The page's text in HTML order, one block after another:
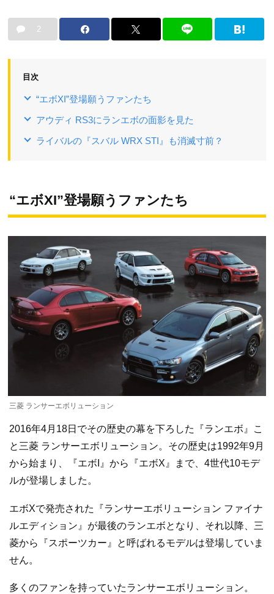
2
目次
“エボXI”登場願うファンたち
アウディ RS3にランエボの面影を見た
ライバルの『スバル WRX STI』も消滅寸前？
“エボXI”登場願うファンたち
三菱 ランサーエボリューション
2016年4月18日でその歴史の幕を下ろした『ランエボ』こ
と三菱 ランサーエボリューション。その歴史は1992年9月
から始まり、『エボI』から『エボX』まで、4世代10モデ
ルが登場しました。
エボXで発売された『ランサーエボリューション ファイナ
ルエディション』が最後のランエボとなり、それ以降、三
菱から『スポーツカー』と呼ばれるモデルは登場していま
せん。
多くのファンを持っていたランサーエボリューション。